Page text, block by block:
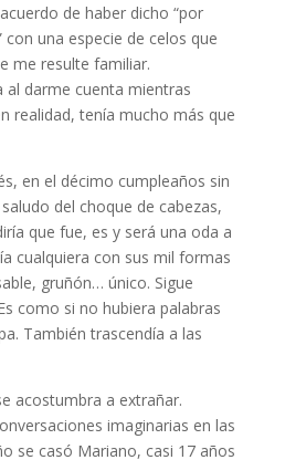
de haber dicho “por
con una especie de celos que
me resulte familiar.
darme cuenta mientras
realidad, tenía mucho más que
en el décimo cumpleaños sin
del choque de cabezas,
que fue, es y será una oda a
cualquiera con sus mil formas
gruñón… único. Sigue
como si no hubiera palabras
También trascendía a las
acostumbra a extrañar.
imaginarias en las
se casó Mariano, casi 17 años